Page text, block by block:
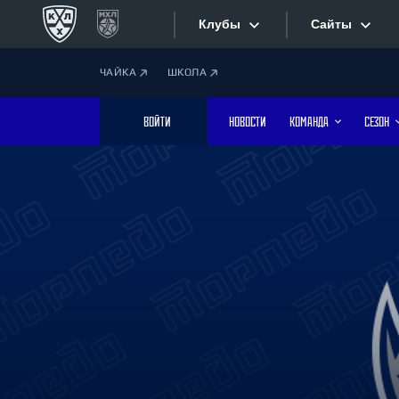
Клубы
Дивизион Боброва
Лада
Сайты
Текстовые
Фотобанк
ЧАЙКА ШКОЛА
ВОЙТИ НОВОСТИ КОМАНДА СЕЗОН